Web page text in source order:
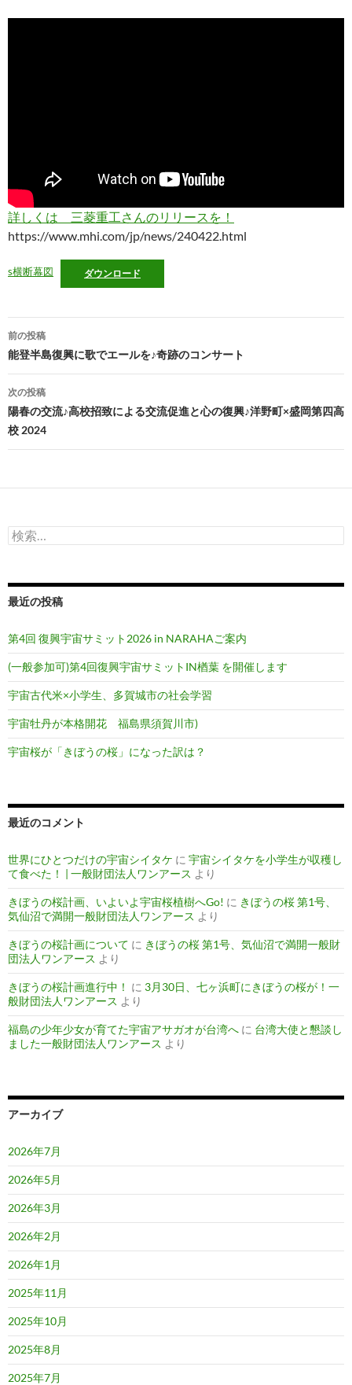
詳しくは 三菱重工さんのリリースを！
https://www.mhi.com/jp/news/240422.html
s横断幕図 ダウンロード
投
稿
ナ
ビ
ゲ
シ
ョ
ン
前の投稿
能登半島復興に歌でエールを♪奇跡のコンサート
次の投稿
陽春の交流♪高校招致による交流促進と心の復興♪洋野町×盛岡第四高
校 2024
検
索:
最近の投稿
第4回 復興宇宙サミット2026 in NARAHAご案内
(一般参加可)第4回復興宇宙サミットIN楢葉 を開催します
宇宙古代米×小学生、多賀城市の社会学習
宇宙牡丹が本格開花 福島県須賀川市)
宇宙桜が「きぼうの桜」になった訳は？
最近のコメント
世界にひとつだけの宇宙シイタケ に 宇宙シイタケを小学生が収穫し
て食べた！ | 一般財団法人ワンアース より
きぼうの桜計画、いよいよ宇宙桜植樹へGo! に きぼうの桜 第1号、
気仙沼で満開一般財団法人ワンアース より
きぼうの桜計画について に きぼうの桜 第1号、気仙沼で満開一般財
団法人ワンアース より
きぼうの桜計画進行中！ に 3月30日、七ヶ浜町にきぼうの桜が！一
般財団法人ワンアース より
福島の少年少女が育てた宇宙アサガオが台湾へ に 台湾大使と懇談し
ました一般財団法人ワンアース より
アーカイブ
2026年7月
2026年5月
2026年3月
2026年2月
2026年1月
2025年11月
2025年10月
2025年8月
2025年7月